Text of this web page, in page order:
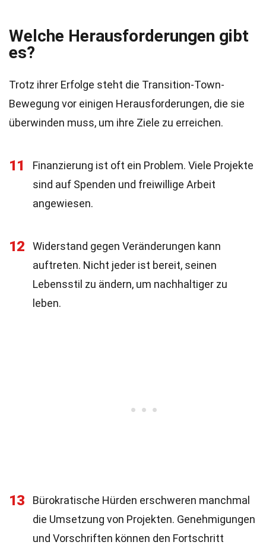
Welche Herausforderungen gibt
es?
Trotz ihrer Erfolge steht die Transition-Town-
Bewegung vor einigen Herausforderungen, die sie
überwinden muss, um ihre Ziele zu erreichen.
11
Finanzierung ist oft ein Problem. Viele Projekte
sind auf Spenden und freiwillige Arbeit
angewiesen.
12
Widerstand gegen Veränderungen kann
auftreten. Nicht jeder ist bereit, seinen
Lebensstil zu ändern, um nachhaltiger zu
leben.
13
Bürokratische Hürden erschweren manchmal
die Umsetzung von Projekten. Genehmigungen
und Vorschriften können den Fortschritt